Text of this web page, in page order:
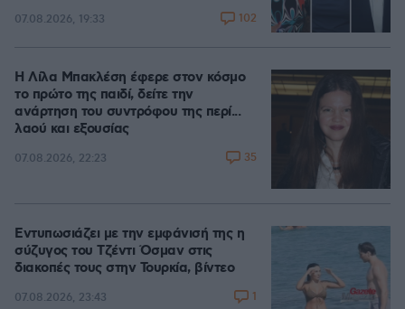
07.08.2026, 19:33 102
Η Λίλα Μπακλέση έφερε στον κόσμο
το πρώτο της παιδί, δείτε την
ανάρτηση του συντρόφου της περί...
λαού και εξουσίας
07.08.2026, 22:23 35
Εντυπωσιάζει με την εμφάνισή της η
σύζυγος του Τζέντι Όσμαν στις
διακοπές τους στην Τουρκία, βίντεο
07.08.2026, 23:43 1